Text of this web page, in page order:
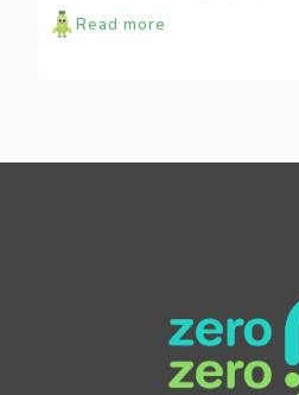
解，實際上卻是「混血塑膠」
的垃圾問題。在為地球盡一分
Read more